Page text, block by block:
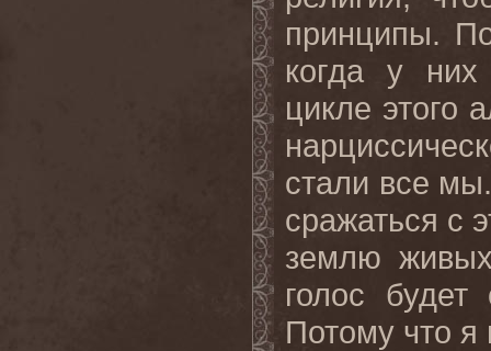
принципы.
когда у них
цикле этого
стали все
сражаться с
землю
голос
Потому что я